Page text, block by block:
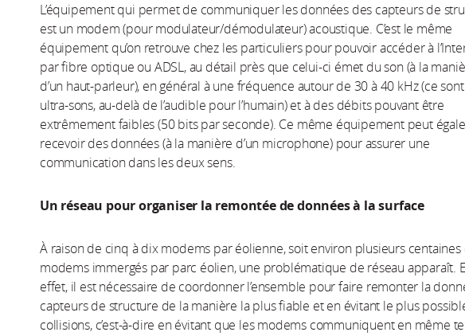
L’équipement qui permet de communiquer les données des capteurs de
est un modem (pour modulateur/démodulateur) acoustique. C’est le même
équipement qu’on retrouve chez les particuliers pour pouvoir accéder à
par fibre optique ou ADSL, au détail près que celui-ci émet du son (à la
d’un haut-parleur), en général à une fréquence autour de 30 à 40 kHz (ce
ultra-sons, au-delà de l’audible pour l’humain) et à des débits pouvant être
extrêmement faibles (50 bits par seconde). Ce même équipement peut
recevoir des données (à la manière d’un microphone) pour assurer une
communication dans les deux sens.
Un réseau pour organiser la remontée de données à la surface
À raison de cinq à dix modems par éolienne, soit environ plusieurs centaines
modems immergés par parc éolien, une problématique de réseau apparaît.
effet, il est nécessaire de coordonner l’ensemble pour faire remonter la
capteurs de structure de la manière la plus fiable et en évitant le plus
collisions, c’est-à-dire en évitant que les modems communiquent en même